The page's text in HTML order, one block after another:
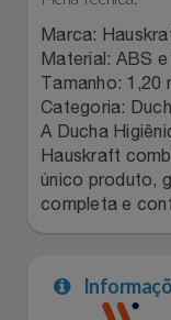
Vestuário
Tramontina
Três Corações
Weconnect
Marca:
Material: ABS e
Tamanho: 1,20
Categoria:
A Ducha
Hauskraft
único produto,
completa e